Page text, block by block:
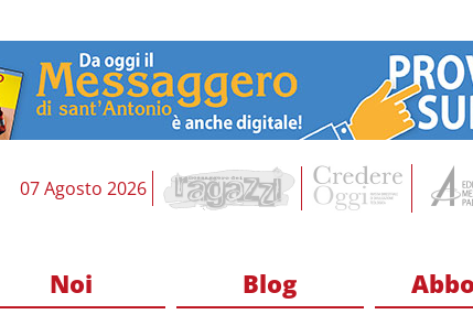
07 Agosto 2026
Noi Blog